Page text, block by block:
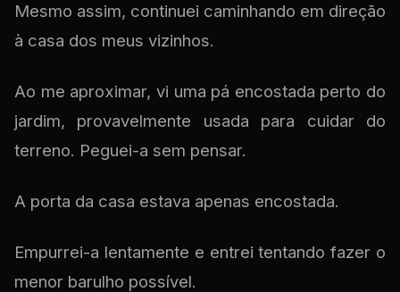
Mesmo assim, continuei caminhando em direção
à casa dos meus vizinhos.
Ao me aproximar, vi uma pá encostada perto do
jardim, provavelmente usada para cuidar do
terreno. Peguei-a sem pensar.
A porta da casa estava apenas encostada.
Empurrei-a lentamente e entrei tentando fazer o
menor barulho possível.